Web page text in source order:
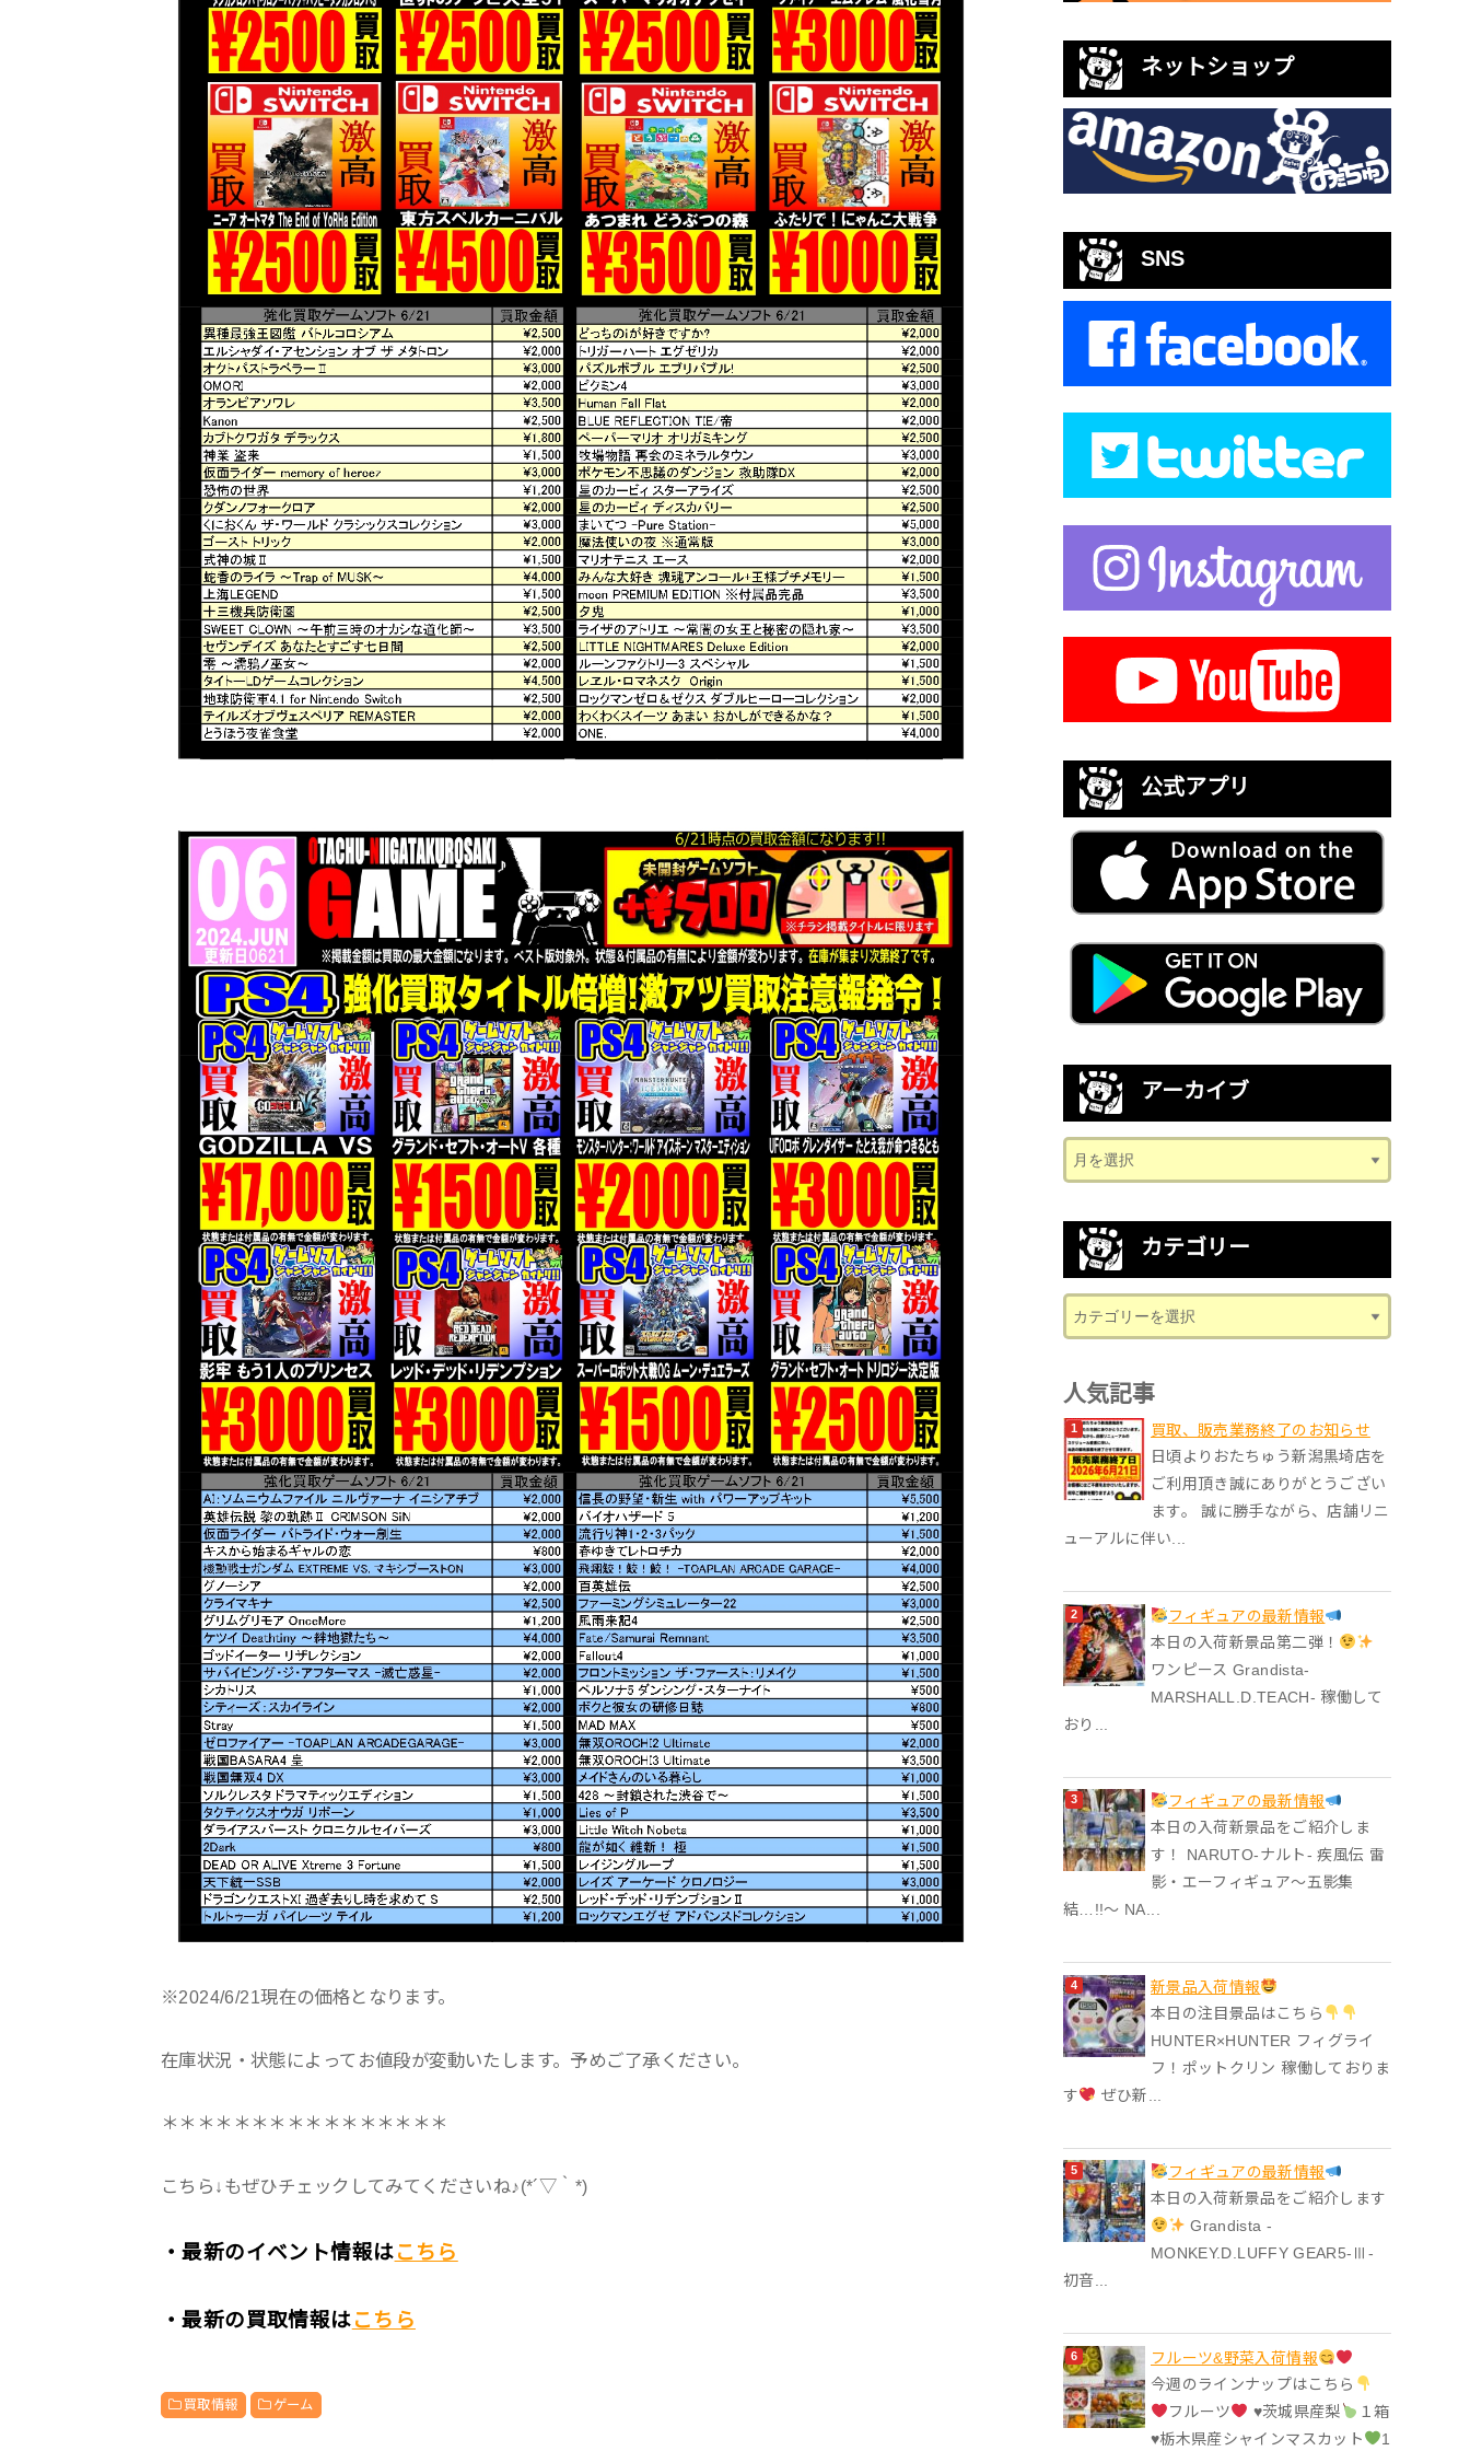
※2024/6/21現在の価格となります。
在庫状況・状態によってお値段が変動いたします。予めご了承ください。
＊＊＊＊＊＊＊＊＊＊＊＊＊＊＊＊
こちら↓もぜひチェックしてみてくださいね♪(*´▽｀*)
・最新のイベント情報はこちら
・最新の買取情報はこちら
買取情報 ゲーム
ネットショップ
SNS
公式アプリ
アーカイブ
カテゴリー
人気記事
買取、販売業務終了のお知らせ
日頃よりおたちゅう新潟黒埼店を
ご利用頂き誠にありがとうござい
ます。 誠に勝手ながら、店舗リニ
ューアルに伴い...
フィギュアの最新情報
本日の入荷新景品第二弾！
ワンピース Grandista-
MARSHALL.D.TEACH- 稼働して
おり...
フィギュアの最新情報
本日の入荷新景品をご紹介しま
す！ NARUTO-ナルト- 疾風伝 雷
影・エーフィギュア～五影集
結…!!～ NA...
‎新景品入荷情報
本日の注目景品はこちら
HUNTER×HUNTER フィグライ
フ！ポットクリン 稼働しておりま
す
ぜひ新...
フィギュアの最新情報
本日の入荷新景品をご紹介します
Grandista -
MONKEY.D.LUFFY GEAR5-Ⅲ-
初音...
フルーツ&野菜入荷情報
今週のラインナップはこちら
フルーツ
♥︎茨城県産梨
１箱
♥︎栃木県産シャインマスカット
1